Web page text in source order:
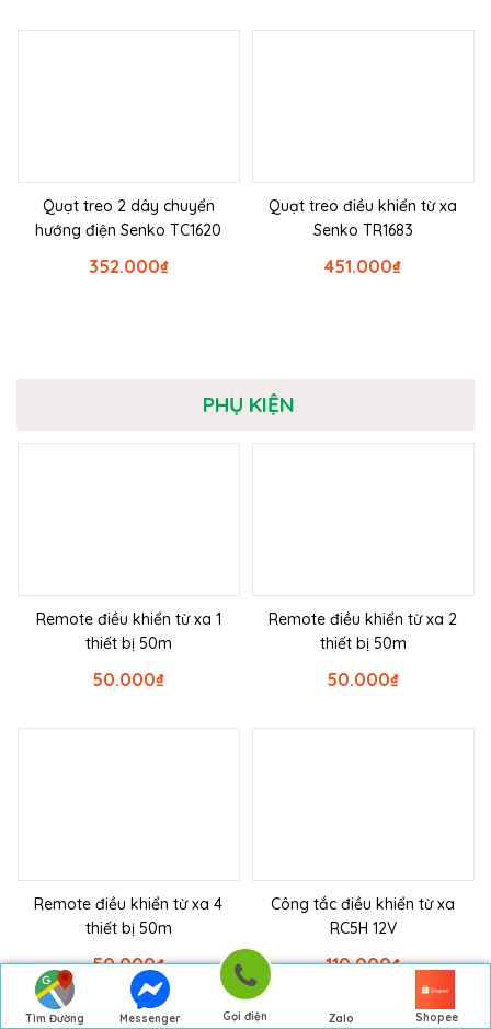
Tìm Đường
Messenger Gọi điện Zalo Shopee
Quạt treo 2 dây chuyển
hướng điện Senko TC1620
₫
352.000
Quạt treo điều khiển từ xa
Senko TR1683
₫
451.000
PHỤ KIỆN
Remote điều khiển từ xa 1
thiết bị 50m
₫
50.000
Remote điều khiển từ xa 2
thiết bị 50m
₫
50.000
Remote điều khiển từ xa 4
thiết bị 50m
₫
50.000
Công tắc điều khiển từ xa
RC5H 12V
₫
110.000